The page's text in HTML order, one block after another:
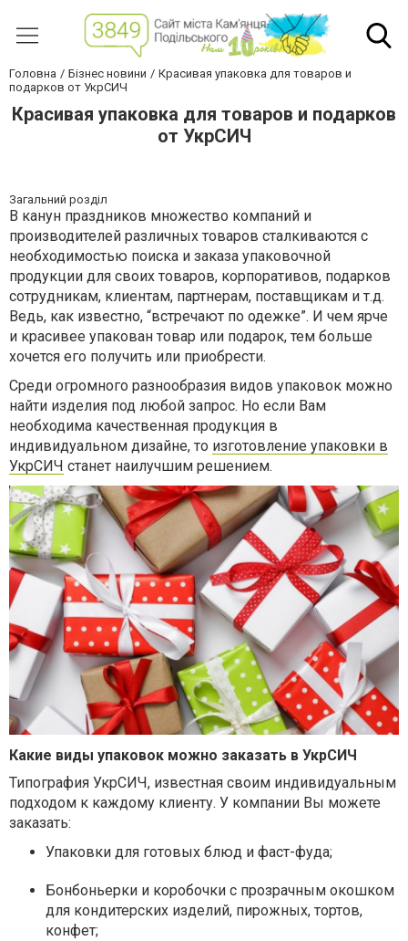
Головна Бізнес новини
Красивая упаковка для товаров и
подарков от УкрСИЧ
Красивая упаковка для товаров и подарков
от УкрСИЧ
Загальний розділ
В канун праздников множество компаний и
производителей различных товаров сталкиваются с
необходимостью поиска и заказа упаковочной
продукции для своих товаров, корпоративов, подарков
сотрудникам, клиентам, партнерам, поставщикам и т.д.
Ведь, как известно, “встречают по одежке”. И чем ярче
и красивее упакован товар или подарок, тем больше
хочется его получить или приобрести.
Среди огромного разнообразия видов упаковок можно
найти изделия под любой запрос. Но если Вам
необходима качественная продукция в
индивидуальном дизайне, то изготовление упаковки в
УкрСИЧ станет наилучшим решением.
Какие виды упаковок можно заказать в УкрСИЧ
Типография УкрСИЧ, известная своим индивидуальным
подходом к каждому клиенту. У компании Вы можете
заказать:
Упаковки для готовых блюд и фаст-фуда;
Бонбоньерки и коробочки с прозрачным окошком
для кондитерских изделий, пирожных, тортов,
конфет;